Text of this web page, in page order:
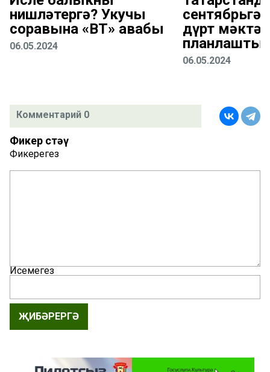
нишләтергә? Укучы
соравына «ВТ» җавабы
06.05.2024
сентябрьгә
дүрт
06.05.2024
Комментарий 0
Фикер өстәү
Фикерегез
Исемегез
ҖИБӘРЕРГӘ